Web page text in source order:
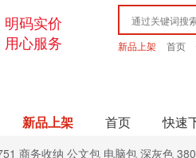
明码实价
用心服务
新品上架 首页
新品上架 首页 快速
商务收纳 公文包 电脑包 深灰色